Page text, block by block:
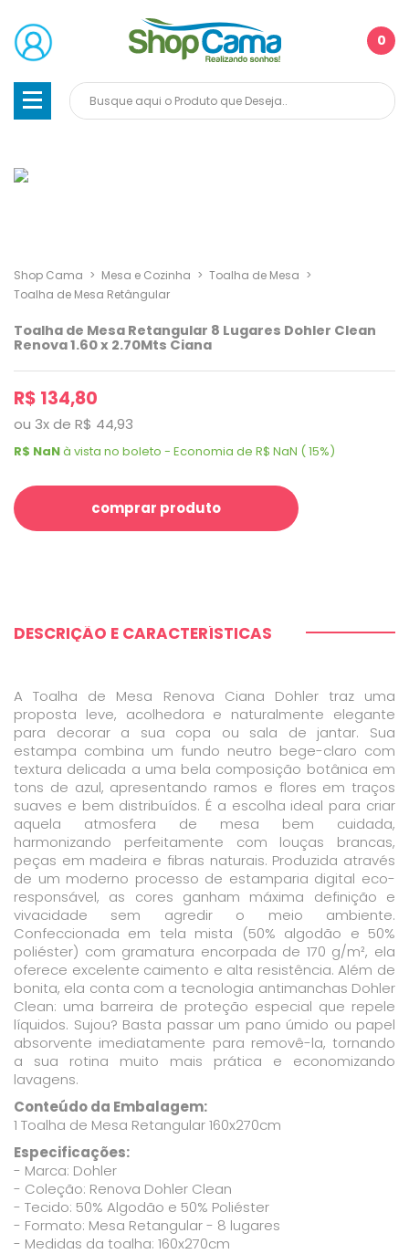
0
Shop Cama > Mesa e Cozinha > Toalha de Mesa >
Toalha de Mesa Retângular
Toalha de Mesa Retangular 8 Lugares Dohler Clean
Renova 1.60 x 2.70Mts Ciana
R$ 134,80
ou 3xde R$ 44,93
R$ NaNà vista no boleto - Economia de R$ NaN ( 15%)
comprar produto
DESCRIÇÃO E CARACTERÍSTICAS
A Toalha de Mesa Renova Ciana Dohler traz uma
proposta leve, acolhedora e naturalmente elegante
para decorar a sua copa ou sala de jantar. Sua
estampa combina um fundo neutro bege-claro com
textura delicada a uma bela composição botânica em
tons de azul, apresentando ramos e flores em traços
suaves e bem distribuídos. É a escolha ideal para criar
aquela atmosfera de mesa bem cuidada,
harmonizando perfeitamente com louças brancas,
peças em madeira e fibras naturais. Produzida através
de um moderno processo de estamparia digital eco-
responsável, as cores ganham máxima definição e
vivacidade sem agredir o meio ambiente.
Confeccionada em tela mista (50% algodão e 50%
poliéster) com gramatura encorpada de 170 g/m², ela
oferece excelente caimento e alta resistência. Além de
bonita, ela conta com a tecnologia antimanchas Dohler
Clean: uma barreira de proteção especial que repele
líquidos. Sujou? Basta passar um pano úmido ou papel
absorvente imediatamente para removê-la, tornando
a sua rotina muito mais prática e economizando
lavagens.
Conteúdo da Embalagem:
1 Toalha de Mesa Retangular 160x270cm
Especificações:
- Marca: Dohler
- Coleção: Renova Dohler Clean
- Tecido: 50% Algodão e 50% Poliéster
- Formato: Mesa Retangular - 8 lugares
- Medidas da toalha: 160x270cm